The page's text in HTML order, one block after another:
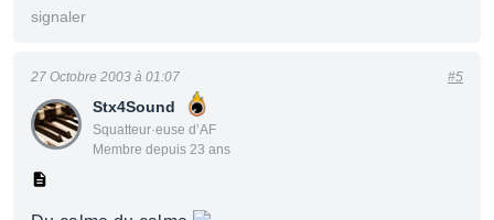
signaler
Stx4Sound
Squatteur·euse d’AF
Membre depuis 23 ans
27 Octobre 2003 à 01:07 #5